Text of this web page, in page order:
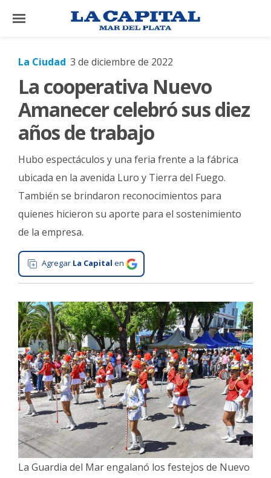
×
El
País
Mundo
La
Zona
Cultura
Tecnología
Gastronomía
Salud
General
La
Ciudad
Deportes
Arte
y
Espectáculos
Policiales
Cartelera
La Ciudad 3 de diciembre de 2022
La cooperativa Nuevo
Amanecer celebró sus diez
años de trabajo
Hubo espectáculos y una feria frente a la fábrica
ubicada en la avenida Luro y Tierra del Fuego.
También se brindaron reconocimientos para
quienes hicieron su aporte para el sostenimiento
de la empresa.
Agregar La Capital en
La Guardia del Mar engalanó los festejos de Nuevo